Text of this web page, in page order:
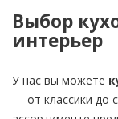
Выбор
интерьер
У нас вы можете
— от классики до